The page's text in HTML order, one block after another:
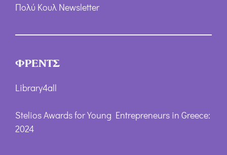
Πολύ Κουλ Newsletter
ΦΡΕΝΤΣ
Library4all
Stelios Awards for Young Entrepreneurs in Greece:
2024